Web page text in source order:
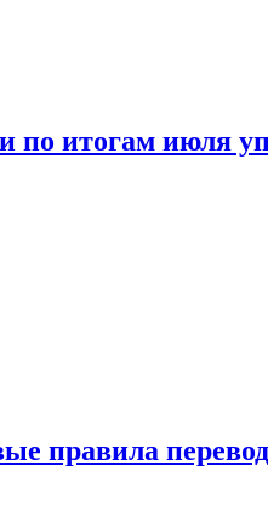
по итогам июля
правила